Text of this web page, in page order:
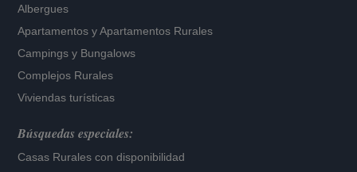
Albergues
Apartamentos yApartamentos Rurales
Campings y Bungalows
Complejos Rurales
Viviendas turísticas
Búsquedas especiales:
Casas Rurales con disponibilidad